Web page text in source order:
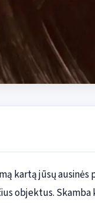
kartą jūsų ausinės
objektus. Skamba